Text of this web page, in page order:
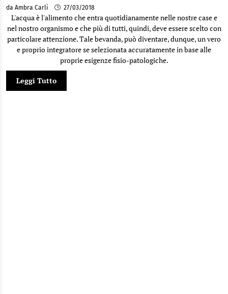
da Ambra Carli 27/03/2018
L'acqua è l'alimento che entra quotidianamente nelle nostre case e
nel nostro organismo e che più di tutti, quindi, deve essere scelto con
particolare attenzione. Tale bevanda, può diventare, dunque, un vero
e proprio integratore se selezionata accuratamente in base alle
proprie esigenze fisio-patologiche.
Leggi Tutto